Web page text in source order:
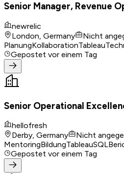
Senior Manager, Revenue
newrelic
London, Germany
Nicht
PlanungKollaborationTableau
Gepostet vor einem Tag
Senior Operational
hellofresh
Derby, Germany
Nicht
MentoringBildungTableauSQL
Gepostet vor einem Tag